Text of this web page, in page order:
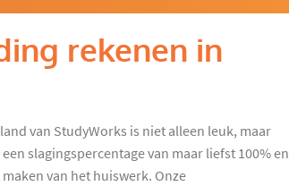
rekenen in
van StudyWorks is niet alleen leuk, maar
slagingspercentage van maar liefst 100% en
van het huiswerk. Onze